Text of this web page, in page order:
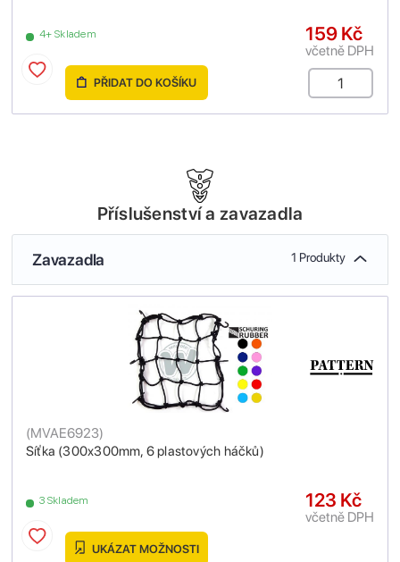
4+ Skladem 159 Kč
včetně DPH
PŘIDAT DO KOŠÍKU
Příslušenství a zavazadla
Zavazadla 1 Produkty
Síťka (300x300mm, 6 plastových háčků)
(MVAE6923)
3 Skladem 123 Kč
včetně DPH
UKÁZAT MOŽNOSTI